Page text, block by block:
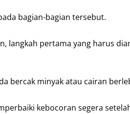
bagian-bagian tersebut.
langkah pertama yang harus
bercak minyak atau cairan
kebocoran segera